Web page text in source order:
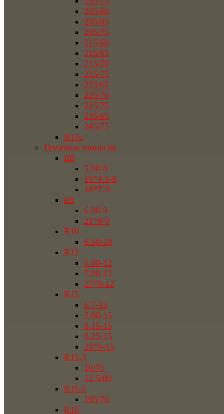
205/60
205/65
205/75
215/60
215/65
215/70
215/75
225/65
225/70
225/75
235/65
245/75
R17c
Грузовые шины бу
R8
5.00-8
15*4.5-8
18*7-8
R9
6.00-9
21*8-9
R10
6.50-10
R12
5.00-12
7.00-12
27*9-12
R15
6.7-15
7.00-15
8.15-15
8.25-15
28*9-15
R15.3
10/75
12.5/80
R15.5
195/70
R16